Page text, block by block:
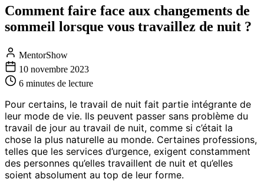
Comment faire face aux changements de
sommeil lorsque vous travaillez de nuit ?
MentorShow
10 novembre 2023
6 minutes de lecture
Pour certains, le travail de nuit fait partie intégrante de
leur mode de vie. Ils peuvent passer sans problème du
travail de jour au travail de nuit, comme si c’était la
chose la plus naturelle au monde. Certaines professions,
telles que les services d’urgence, exigent constamment
des personnes qu’elles travaillent de nuit et qu’elles
soient absolument au top de leur forme.